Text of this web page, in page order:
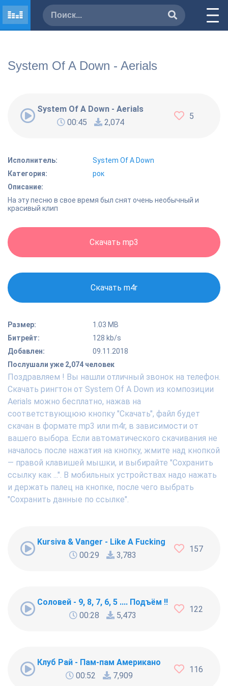
System Of A Down - Aerials
System Of A Down - Aerials
00:45
2,074
5
Исполнитель:
System Of A Down
Категория:
рок
Описание:
На эту песню в свое время был снят очень необычный и
красивый клип
Скачать mp3
Скачать m4r
Размер:
1.03 MB
Битрейт:
128 kb/s
Добавлен:
09.11.2018
Послушали уже 2,074 человек
Поздравляем ! Вы нашли отличный звонок на телефон.
Скачать рингтон от System Of A Down из композиции
Aerials можно бесплатно, нажав на
соответствующюю кнопку "Скачать", файл будет
скачан в формате mp3 или m4r, в зависимости от
вашего выбора. Если автоматического скачивания не
началось после нажатия на кнопку, жмите над кнопкой
— правой клавишей мышки, и выбирайте "Сохранить
ссылку как ...". В мобильных устройствах надо нажать
и держать палец на кнопке, после чего выбрать
"Сохранить данные по ссылке".
Kursiva & Vanger - Like A Fucking Newbie
00:29
3,783
157
Соловей - 9, 8, 7, 6, 5 .... Подъём !!!
00:28
5,473
122
Клуб Рай - Пам-пам Американо
00:52
7,909
116